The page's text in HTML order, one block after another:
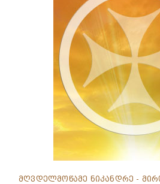
მღვდელმოწამე ნიკანდრე -